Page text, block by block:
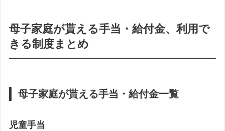
母子家庭が貰える手当・給付金、利用で
きる制度まとめ
母子家庭が貰える手当・給付金一覧
児童手当